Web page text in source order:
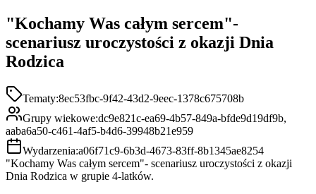
"Kochamy Was całym sercem"-
scenariusz uroczystości z okazji Dnia
Rodzica
Tematy:8ec53fbc-9f42-43d2-9eec-1378c675708b
Grupy wiekowe:dc9e821c-ea69-4b57-849a-bfde9d19df9b,
aaba6a50-c461-4af5-b4d6-39948b21e959
Wydarzenia:a06f71c9-6b3d-4673-83ff-8b1345ae8254
"Kochamy Was całym sercem"- scenariusz uroczystości z okazji
Dnia Rodzica w grupie 4-latków.